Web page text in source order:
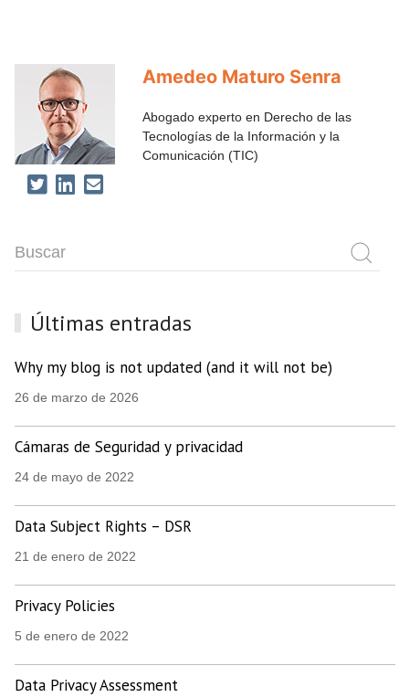
Amedeo Maturo Senra
Abogado experto en Derecho de las
Tecnologías de la Información y la
Comunicación (TIC)
Últimas entradas
Why my blog is not updated (and it will not be)
26 de marzo de 2026
Cámaras de Seguridad y privacidad
24 de mayo de 2022
Data Subject Rights – DSR
21 de enero de 2022
Privacy Policies
5 de enero de 2022
Data Privacy Assessment